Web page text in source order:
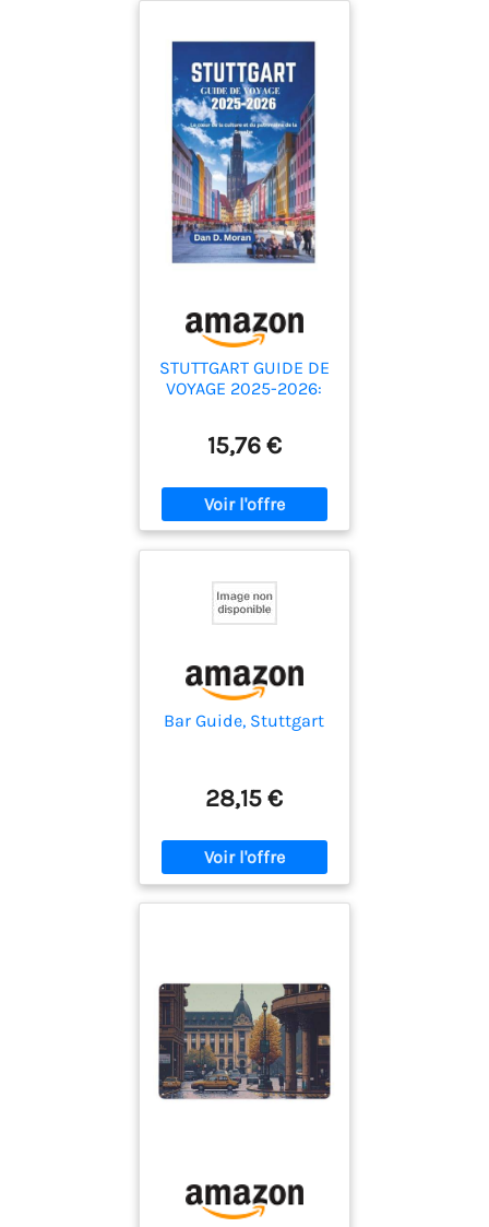
STUTTGART GUIDE DE
VOYAGE 2025-2026:
la Souabe
15,76 €
Bar Guide, Stuttgart
28,15 €